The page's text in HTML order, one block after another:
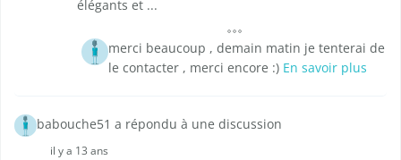
élégants et ...
merci beaucoup , demain matin je tenterai de
le contacter , merci encore :) En savoir plus
babouche51 a répondu à une discussion
il y a 13 ans